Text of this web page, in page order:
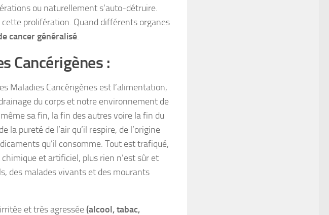
ou naturellement s’auto-détruire.
prolifération. Quand différents organes
cancer généralisé.
Cancérigènes :
Maladies Cancérigènes est l’alimentation,
du corps et notre environnement de
sa fin, la fin des autres voire la fin du
la pureté de l’air qu’il respire, de l’origine
qu’il consomme. Tout est trafiqué,
et artificiel, plus rien n’est sûr et
des malades vivants et des mourants
et très agressée(alcool, tabac,